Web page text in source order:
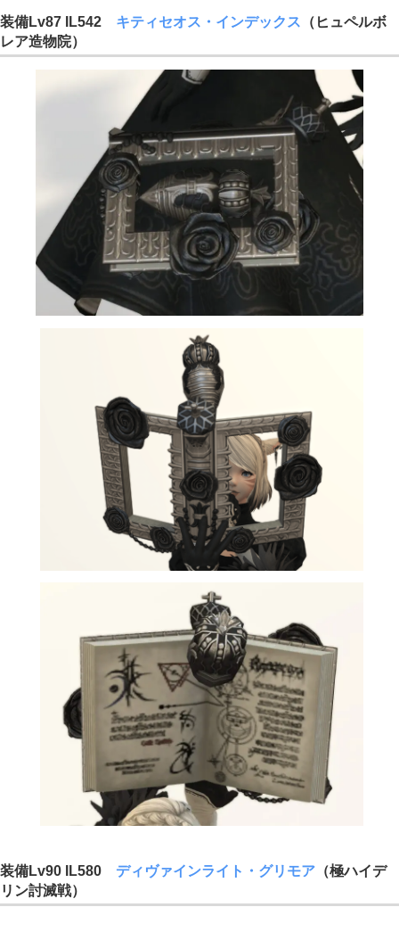
装備Lv87 IL542 キティセオス・インデックス
（ヒュペルボ
レア造物院）
装備Lv90 IL580 ディヴァインライト・グリモア （極ハイデ
リン討滅戦）